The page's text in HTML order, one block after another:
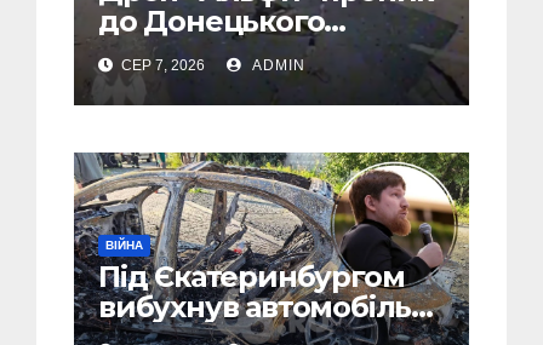
до Донецького
аеропорту та спалив
“Шахед” ще до запуску
СЕР 7, 2026 ADMIN
ВІЙНА
Під Єкатеринбургом
вибухнув автомобіль
голови компанії-